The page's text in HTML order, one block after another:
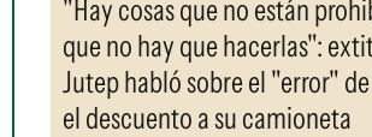
"Hay cosas que no están
que no hay que hacerlas":
Jutep habló sobre el "error"
el descuento a su camioneta